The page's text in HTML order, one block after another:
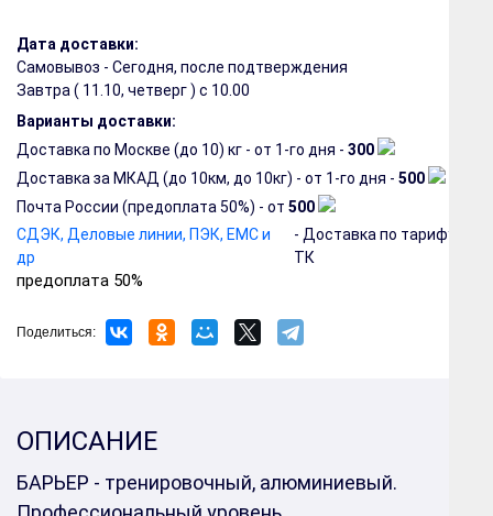
Дата доставки:
Самовывоз - Сегодня, после подтверждения
Завтра ( 11.10, четверг) с 10.00
Варианты доставки:
Доставка по Москве (до 10) кг - от 1-го дня - 300
Доставка за МКАД (до 10км, до 10кг) - от 1-го дня - 500
Почта России (предоплата 50%) - от 500
СДЭК, Деловые линии, ПЭК, EMC и
др
предоплата 50%
- Доставка по тарифу
ТК
Поделиться:
ОПИСАНИЕ
БАРЬЕР - тренировочный, алюминиевый.